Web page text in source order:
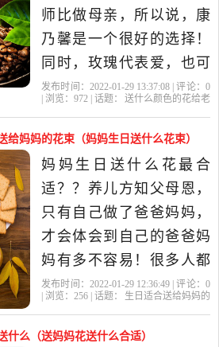
第二个...送
师比做母亲，所以说，康
乃馨是一个很好的选择！
同时，玫瑰代表爱，也可
以表达对老师的爱。百合
并且花期比较长，又有香
味，所以百合是一种可以
提高花束档次的花。从颜
色上说，红色为通用颜
色，送男老师，女老.
发布时间：2022-01-29 13:37:08 | 评论： 0
| 浏览： 972 | 话题：
送什么颜色的花给老
给妈妈的花束（妈妈生日送什么花束）
妈妈生日送什么花最合
适？？养儿方知父母恩，
只有自己做了爸爸妈妈，
才会体会到自己的爸爸妈
妈有多不容易！很多人都
想在妈妈生日的时候送上
什么，那么跟着小编一起
发布时间：2022-01-29 12:36:49 | 评论： 0
| 浏览： 256 | 话题：
生日适合送给妈妈的
什么（送妈妈花送什么合适）